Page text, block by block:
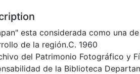
esta considerada como una
de la región.C. 1960
del Patrimonio Fotográfico y
de la Biblioteca